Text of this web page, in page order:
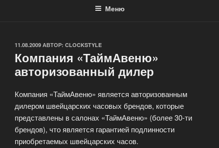
Меню
ОПУБЛИКОВАНО
11.08.2009 АВТОР: CLOCKSTYLE
Компания «ТаймАвеню»
авторизованный дилер
Компания «ТаймАвеню» является авторизованным
дилером швейцарских часовых брендов, которые
представлены в салонах «ТаймАвеню» (более 30-ти
брендов), что является гарантией подлинности
приобретаемых швейцарских часов.